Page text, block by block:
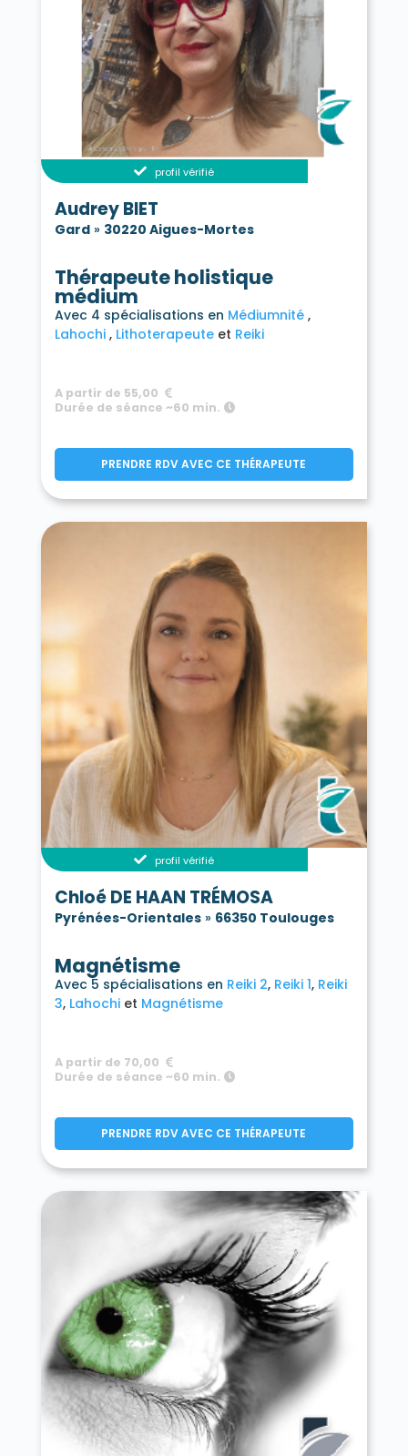
profil vérifié
Audrey BIET
Gard» 30220 Aigues-Mortes
Thérapeute holistique
médium
Avec 4 spécialisations en Médiumnité
Lahochi Lithoterapeute Reiki
A partir de 55,00
Durée de séance ~60 min.
PRENDRE RDV AVEC CE THÉRAPEUTE
profil vérifié
Chloé DE HAAN TRÉMOSA
Pyrénées-Orientales» 66350 Toulouges
Magnétisme
Avec 5 spécialisations en Reiki 2 Reiki 1 Reiki
3 Lahochi Magnétisme
A partir de 70,00
Durée de séance ~60 min.
PRENDRE RDV AVEC CE THÉRAPEUTE